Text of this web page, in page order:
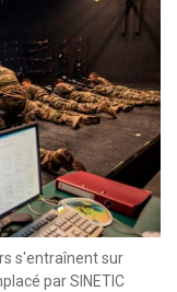
s'entraînent sur
par SINETIC